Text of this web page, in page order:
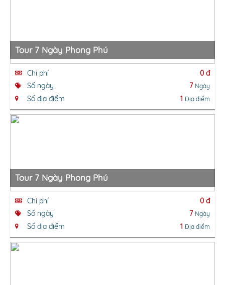
Tour 7 Ngày Phong Phú
Chi phí
0 đ
Số ngày
7 Ngày
Số địa điểm 1 Địa điểm
Tour 7 Ngày Phong Phú
Chi phí
0 đ
Số ngày
7 Ngày
Số địa điểm 1 Địa điểm